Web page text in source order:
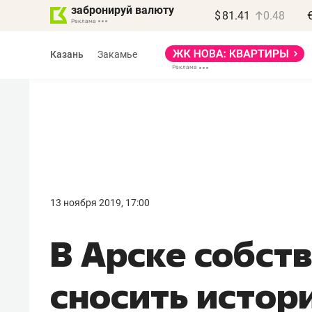
забронируй валюту $ 81.41 0.48
Казань Закамье
13 ноября 2019, 17:00
В Арске
сносить